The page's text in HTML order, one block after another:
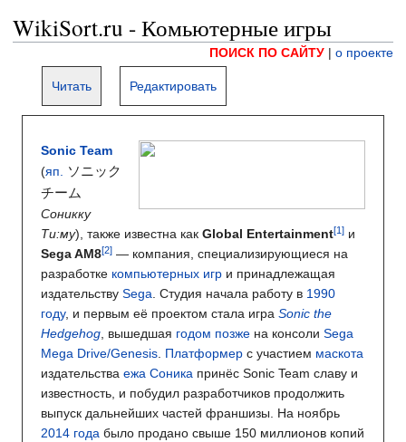
WikiSort.ru - Комьютерные игры
ПОИСК ПО САЙТУ | о проекте
Читать Редактировать
Sonic Team
(яп.
ソニック
チーム
Соникку
Ти:му) , также известна как Global Entertainment
и
Sega AM8
— компания, специализирующиеся на
разработке компьютерных игр и принадлежащая
издательству Sega . Студия начала работу в 1990
году, и первым её проектом стала игра Sonic the
Hedgehog , вышедшая годом позже на консоли Sega
Mega Drive/Genesis Платформер с участием маскота
издательства ежа Соника принёс Sonic Team славу и
известность, и побудил разработчиков продолжить
выпуск дальнейших частей франшизы. На ноябрь
2014 года было продано свыше 150 миллионов копий